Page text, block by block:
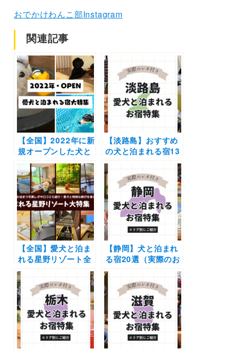
おでかけわんこ部Instagram
関連記事
【全国】2022年に新
規オープンした犬と
泊まれる宿・ホテ
ル・グランピング・
ヴィラ大特集！わん
こ用お風呂やドッグ
ラン併設のドッグフ
レンドリー施設を紹
介
【淡路島】おすすめ
の犬と泊まれる宿13
選（実際のおでかけ
レポ付き）コテージ
やグランピング・露
天風呂付きなど厳選
【全国】愛犬と泊ま
れる星野リゾート全
42施設大特集！実際
のお泊まり写真レポ
や口コミも | 大切な
ペットと特別な旅行
を楽しもう♪
【静岡】犬と泊まれ
る宿20選（実際のお
でかけレポあり）エ
リア別に温泉やコテ
ージなど新施設や穴
場もご紹介